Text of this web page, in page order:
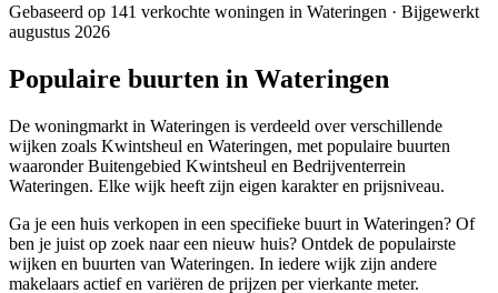
Gebaseerd op 141 verkochte woningen in Wateringen · Bijgewerkt
augustus 2026
Populaire buurten in Wateringen
De woningmarkt in Wateringen is verdeeld over verschillende
wijken zoals Kwintsheul en Wateringen, met populaire buurten
waaronder Buitengebied Kwintsheul en Bedrijventerrein
Wateringen. Elke wijk heeft zijn eigen karakter en prijsniveau.
Ga je een huis verkopen in een specifieke buurt in Wateringen? Of
ben je juist op zoek naar een nieuw huis? Ontdek de populairste
wijken en buurten van Wateringen. In iedere wijk zijn andere
makelaars actief en variëren de prijzen per vierkante meter.